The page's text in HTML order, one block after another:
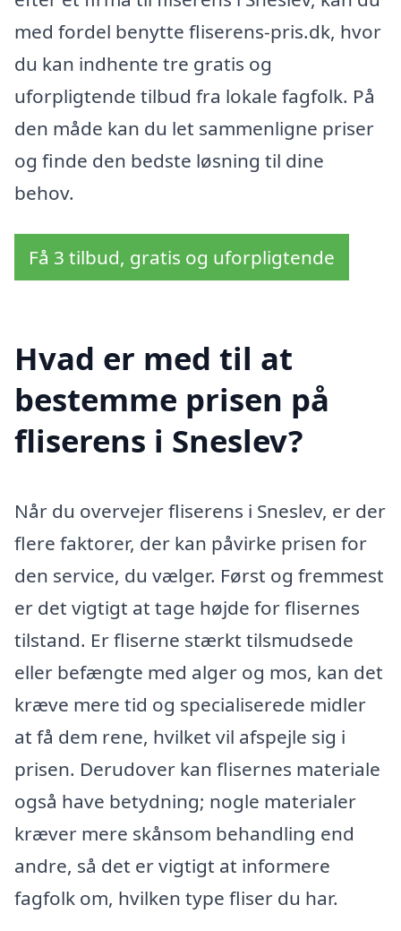
med fordel benytte fliserens-pris.dk, hvor
du kan indhente tre gratis og
uforpligtende tilbud fra lokale fagfolk. På
den måde kan du let sammenligne priser
og finde den bedste løsning til dine
behov.
Få 3 tilbud, gratis og uforpligtende
Hvad er med til at
bestemme prisen på
fliserens i Sneslev?
Når du overvejer fliserens i Sneslev, er der
flere faktorer, der kan påvirke prisen for
den service, du vælger. Først og fremmest
er det vigtigt at tage højde for flisernes
tilstand. Er fliserne stærkt tilsmudsede
eller befængte med alger og mos, kan det
kræve mere tid og specialiserede midler
at få dem rene, hvilket vil afspejle sig i
prisen. Derudover kan flisernes materiale
også have betydning; nogle materialer
kræver mere skånsom behandling end
andre, så det er vigtigt at informere
fagfolk om, hvilken type fliser du har.